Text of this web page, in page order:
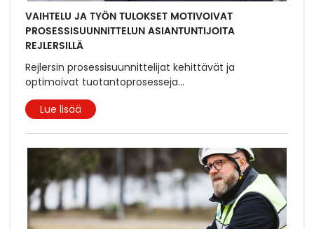
VAIHTELU JA TYÖN TULOKSET MOTIVOIVAT
PROSESSISUUNNITTELUN ASIANTUNTIJOITA
REJLERSILLÄ
Rejlersin prosessisuunnittelijat kehittävät ja
optimoivat tuotantoprosesseja...
Lue lisää